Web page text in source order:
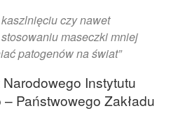
czy nawet
maseczki mniej
patogenów na świat”
Instytutu
Państwowego Zakładu